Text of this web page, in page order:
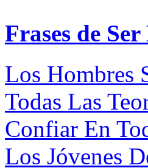
Frases de
Los Hombres
Todas Las
Confiar En
Los Jóvenes